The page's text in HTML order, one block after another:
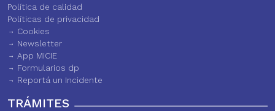
Política de calidad
Políticas de privacidad
Cookies
Newsletter
App MiCIE
Formularios dp
Reportá un Incidente
TRÁMITES